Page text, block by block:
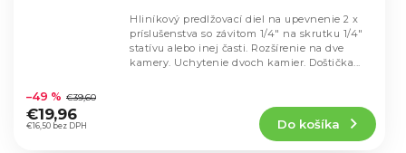
hodnotenie
produktu
je
€16,50 bez DPH
–49 % €39,60
€19,96
Do košíka
Hliníkový predlžovací diel na upevnenie 2 x
príslušenstva so závitom 1/4" na skrutku 1/4"
statívu alebo inej časti. Rozšírenie na dve
kamery. Uchytenie dvoch kamier. Doštička...